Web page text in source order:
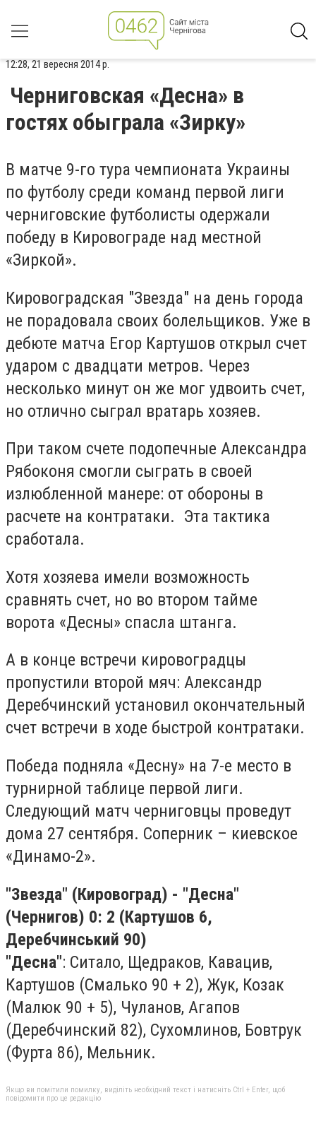
12:28, 21 вересня 2014 р.
Черниговская «Десна» в
гостях обыграла «Зирку»
В матче 9-го тура чемпионата Украины
по футболу среди команд первой лиги
черниговские футболисты одержали
победу в Кировограде над местной
«Зиркой».
Кировоградская "Звезда" на день города
не порадовала своих болельщиков. Уже в
дебюте матча Егор Картушов открыл счет
ударом с двадцати метров. Через
несколько минут он же мог удвоить счет,
но отлично сыграл вратарь хозяев.
При таком счете подопечные Александра
Рябоконя смогли сыграть в своей
излюбленной манере: от обороны в
расчете на контратаки. Эта тактика
сработала.
Хотя хозяева имели возможность
сравнять счет, но во втором тайме
ворота «Десны» спасла штанга.
А в конце встречи кировоградцы
пропустили второй мяч: Александр
Деребчинский установил окончательный
счет встречи в ходе быстрой контратаки.
Победа подняла «Десну» на 7-е место в
турнирной таблице первой лиги.
Следующий матч черниговцы проведут
дома 27 сентября. Соперник – киевское
«Динамо-2».
"Звезда" (Кировоград) - "Десна"
(Чернигов) 0: 2 (Картушов 6,
Деребчинський 90)
"Десна": Ситало, Щедраков, Кавацив,
Картушов (Смалько 90 + 2), Жук, Козак
(Малюк 90 + 5), Чуланов, Агапов
(Деребчинский 82), Сухомлинов, Бовтрук
(Фурта 86), Мельник.
Якщо ви помітили помилку, виділіть необхідний текст і натисніть Ctrl + Enter, щоб
повідомити про це редакцію